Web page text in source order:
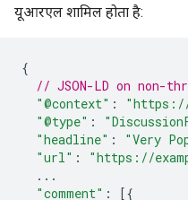
यूआरएल शामिल होता है:
{
// JSON-LD on non-
"@context" : "https://
"@type" :
"headline" : "Very
"url" :
"https://
...
"comment" :
[{